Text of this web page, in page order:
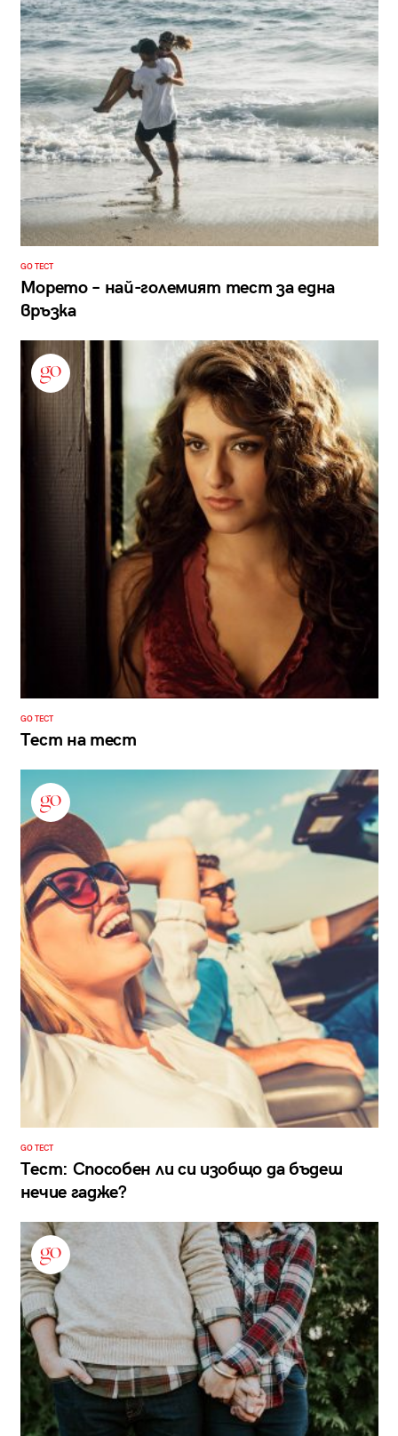
GO ТЕСТ
Морето – най-големият тест за една
връзка
GO ТЕСТ
Тест на тест
GO ТЕСТ
Тест: Способен ли си изобщо да бъдеш
нечие гадже?